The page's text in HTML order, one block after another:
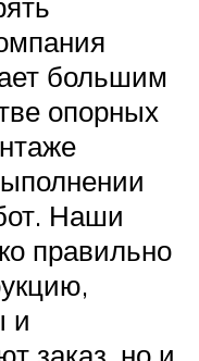
большим
опорных
Наши
правильно
и